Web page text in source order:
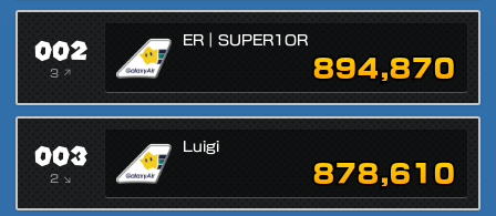
002
3 ↗
ER｜SUPER1OR
894,870
003
2 ↘
Luigi
878,610